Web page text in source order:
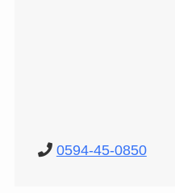
0594-45-0850